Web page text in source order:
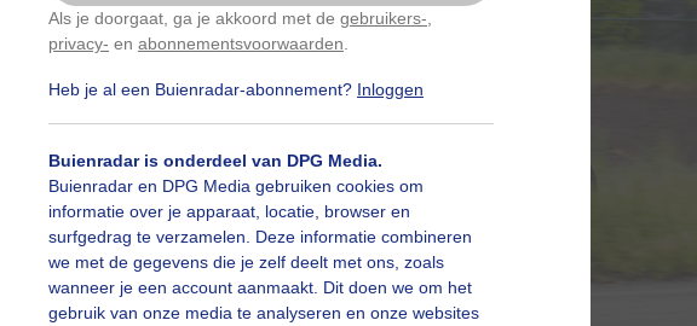
Als je doorgaat, ga je akkoord met de gebruikers-
privacy- en abonnementsvoorwaarden
Heb je al een Buienradar-abonnement? Inloggen
Buienradar is onderdeel van DPG Media.
Buienradar en DPG Media gebruiken cookies om
informatie over je apparaat, locatie, browser en
surfgedrag te verzamelen. Deze informatie combineren
we met de gegevens die je zelf deelt met ons, zoals
wanneer je een account aanmaakt. Dit doen we om het
gebruik van onze media te analyseren en onze websites
Gebruik je Safari en wil je niet elke dag deze pop-up
Klikhierom dit aan te passen